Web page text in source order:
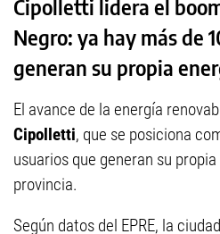
Cipolletti lidera el
Negro: ya hay más de
generan su propia
El avance de la energía
Cipolletti, que se posiciona
usuarios que generan su
provincia.
Según datos del EPRE, la